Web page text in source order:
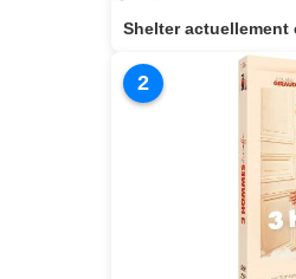
Shelter actuellement
2